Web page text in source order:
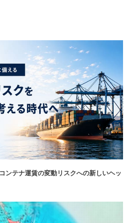
ンテナ運賃の変動リスクへの新しいヘッ